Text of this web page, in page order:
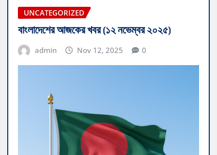
UNCATEGORIZED
বাংলাদেশের আজকের খবর (১২ নভেম্বর ২০২৫)
admin Nov 12, 2025 0